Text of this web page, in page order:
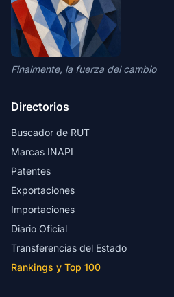
Finalmente, la fuerza del cambio
Directorios
Buscador de RUT
Marcas INAPI
Patentes
Exportaciones
Importaciones
Diario Oficial
Transferencias del Estado
Rankings y Top 100